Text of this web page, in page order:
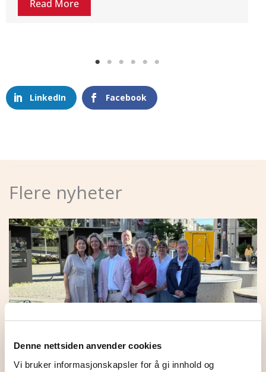
Denne nettsiden anvender cookies
Vi bruker informasjonskapsler for å gi innhold og
LinkedIn Facebook
Flere nyheter